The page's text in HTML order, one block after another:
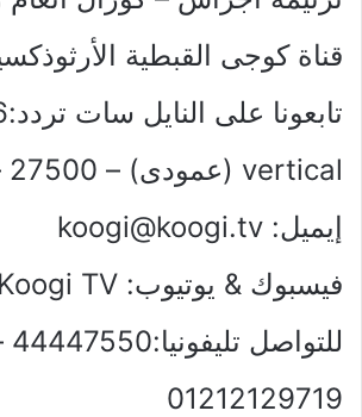
قناة كوجى القبطية
vertical (عمودى) – 27500 – 3/4
إيميل: koogi@koogi.tv
فيسبوك & يوتيوب: Koogi TV
01212129719